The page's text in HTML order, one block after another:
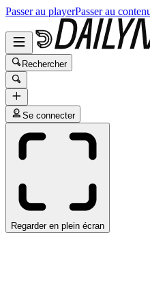
Passer au playerPasser au
Rechercher
Se connecter
Regarder en plein écran